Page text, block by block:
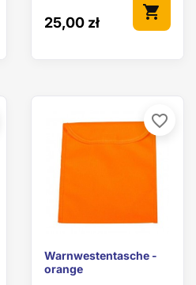
25,00 zł
shopping_cart
Warnwestentasche -
orange
favorite_border